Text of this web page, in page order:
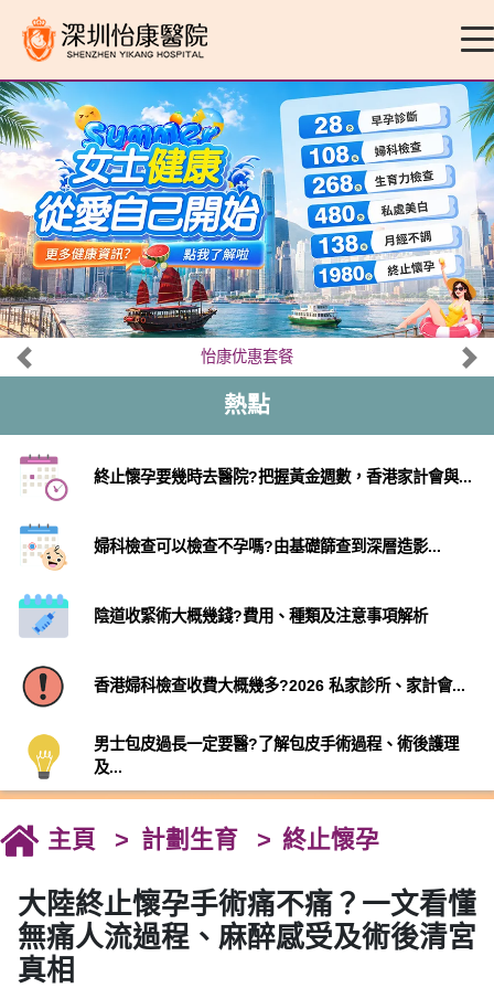
怡康优惠套餐
熱點
終止懷孕要幾時去醫院?把握黃金週數，香港家計會與...
婦科檢查可以檢查不孕嗎?由基礎篩查到深層造影...
陰道收緊術大概幾錢?費用、種類及注意事項解析
香港婦科檢查收費大概幾多?2026 私家診所、家計會...
男士包皮過長一定要醫?了解包皮手術過程、術後護理
及...
主頁 計劃生育 終止懷孕
大陸終止懷孕手術痛不痛？一文看懂
無痛人流過程、麻醉感受及術後清宮
真相